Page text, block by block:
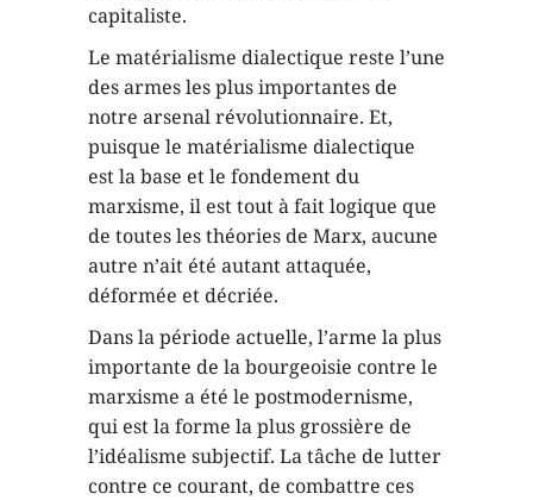
capitaliste.
Le matérialisme dialectique reste l’une
des armes les plus importantes de
notre arsenal révolutionnaire. Et,
puisque le matérialisme dialectique
est la base et le fondement du
marxisme, il est tout à fait logique que
de toutes les théories de Marx, aucune
autre n’ait été autant attaquée,
déformée et décriée.
Dans la période actuelle, l’arme la plus
importante de la bourgeoisie contre le
marxisme a été le postmodernisme,
qui est la forme la plus grossière de
l’idéalisme subjectif. La tâche de lutter
contre ce courant, de combattre ces